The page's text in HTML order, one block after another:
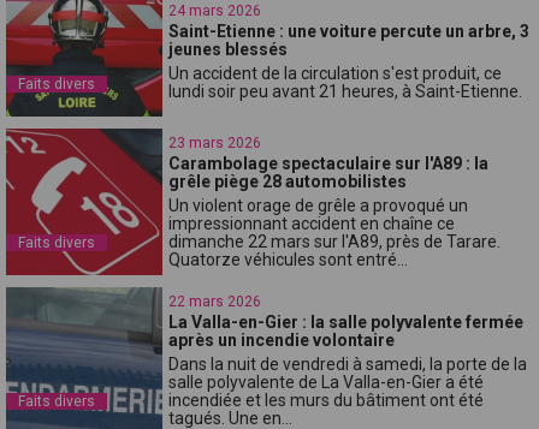
Faits divers
24 mars 2026
Saint-Etienne : une voiture percute un arbre, 3
jeunes blessés
Un accident de la circulation s'est produit, ce
lundi soir peu avant 21 heures, à Saint-Etienne.
Faits divers
23 mars 2026
Carambolage spectaculaire sur l'A89 : la
grêle piège 28 automobilistes
Un violent orage de grêle a provoqué un
impressionnant accident en chaîne ce
dimanche 22 mars sur l'A89, près de Tarare.
Quatorze véhicules sont entré...
Faits divers
22 mars 2026
La Valla-en-Gier : la salle polyvalente fermée
après un incendie volontaire
Dans la nuit de vendredi à samedi, la porte de la
salle polyvalente de La Valla-en-Gier a été
incendiée et les murs du bâtiment ont été
tagués. Une en...